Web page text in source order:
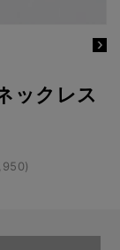
ックレス